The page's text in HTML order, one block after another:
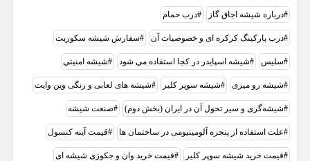
درباره شیشه اجاق گاز درب حمام
درب پارکینگ کرکره ای و خصوصیات آن سفارش شیشه سکوریت
سلیس شيشه اسپايدر در کجا استفاده مي شود شيشه امنيتي
شیشه رو میزی شیشه سوپر کلیر شیشه های لعابی و رنگی وین وایت
شیشه‌گری و سیر تحول آن در ایران (بخش دوم) صنعت شيشه
علت استفاده از پنجره آلومینیومی در ساختمان ها قیمت آینه کنسول
قیمت خرید شیشه سوپر کلیر قیمت خرید وان و جکوزی شیشه ای